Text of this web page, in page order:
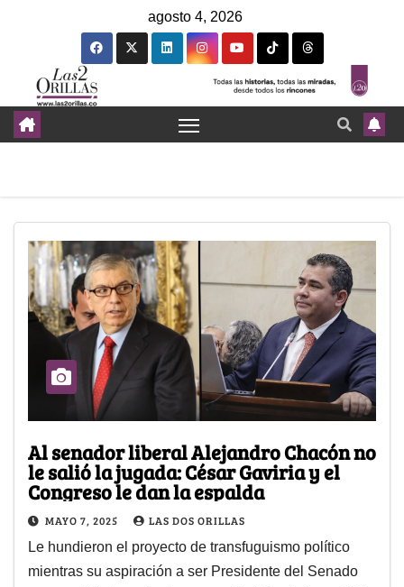
agosto 4, 2026
Al senador liberal Alejandro Chacón no
le salió la jugada: César Gaviria y el
Congreso le dan la espalda
MAYO 7, 2025 LAS DOS ORILLAS
Le hundieron el proyecto de transfuguismo político
mientras su aspiración a ser Presidente del Senado